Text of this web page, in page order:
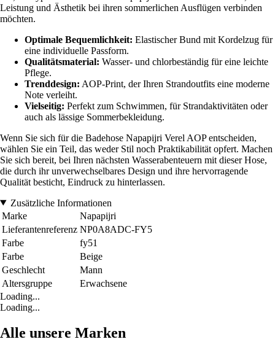
Leistung und Ästhetik bei ihren sommerlichen Ausflügen verbinden
möchten.
Optimale Bequemlichkeit: Elastischer Bund mit Kordelzug für
eine individuelle Passform.
Qualitätsmaterial: Wasser- und chlorbeständig für eine leichte
Pflege.
Trenddesign: AOP-Print, der Ihren Strandoutfits eine moderne
Note verleiht.
Vielseitig: Perfekt zum Schwimmen, für Strandaktivitäten oder
auch als lässige Sommerbekleidung.
Wenn Sie sich für die Badehose Napapijri Verel AOP entscheiden,
wählen Sie ein Teil, das weder Stil noch Praktikabilität opfert. Machen
Sie sich bereit, bei Ihren nächsten Wasserabenteuern mit dieser Hose,
die durch ihr unverwechselbares Design und ihre hervorragende
Qualität besticht, Eindruck zu hinterlassen.
Zusätzliche Informationen
Marke
Napapijri
Lieferantenreferenz NP0A8ADC-FY5
Farbe
fy51
Farbe
Beige
Geschlecht
Mann
Altersgruppe
Erwachsene
Loading...
Loading...
Alle unsere Marken